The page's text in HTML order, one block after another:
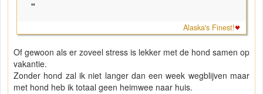
"
Alaska's Finest!
Of gewoon als er zoveel stress is lekker met de hond samen op
vakantie.
Zonder hond zal ik niet langer dan een week wegblijven maar
met hond heb ik totaal geen heimwee naar huis.